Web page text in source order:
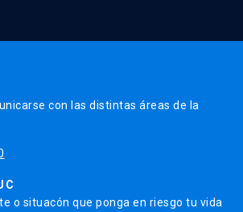
con las distintas áreas de la
o situacón que ponga en riesgo tu vida